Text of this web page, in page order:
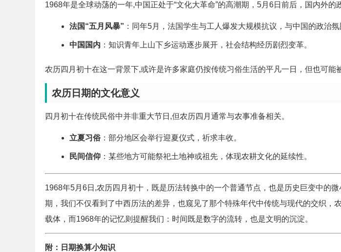
1968年是全球动荡的一年,中国正处于“文化大革命”的高潮期，5月6日前后，国内外的
法国“五月风暴” ：同年5月，法国学生与工人爆发大规模抗议，与中国的政治氛
中国国内 ：知识青年上山下乡运动逐步展开，社会结构经历剧烈变革。
农历四月初十在这一背景下,或许是许多家庭仍按传统习俗生活的平凡一日，但也可能
农历日期的文化意义
四月初十在传统民俗中并非重大节日,但农历四月通常与农事准备相关。
立夏习俗：部分地区会举行迎夏仪式，祈求丰收。
民间信仰 ：某些地方可能祭祀土地神或祖先，体现农耕文化的延续性。
1968年5月6日,农历四月初十，既是历法转换中的一个普通节点，也是历史巨变中的微
期，我们不仅看到了中西历法的差异，也窥见了那个特殊年代中传统与现代的交织，
载体，而1968年的记忆则提醒我们：时间既是数字的流转，也是文明的沉淀。
附：日期换算小知识